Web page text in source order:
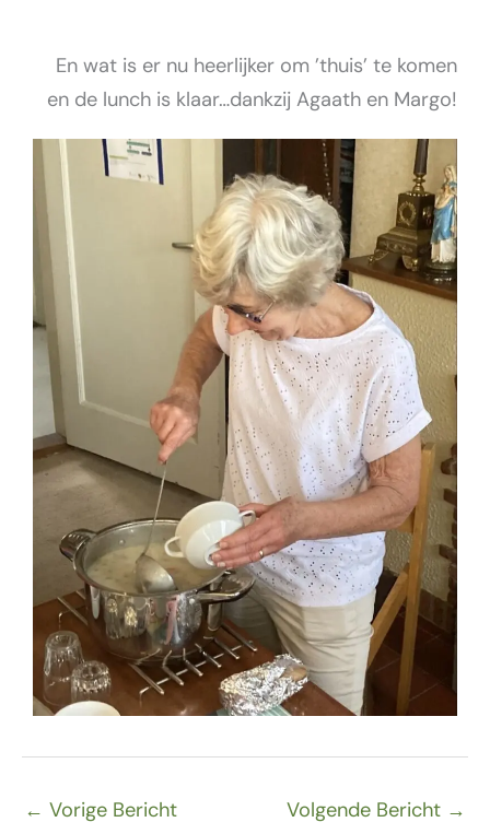
En wat is er nu heerlijker om ’thuis’ te komen
en de lunch is klaar…dankzij Agaath en Margo!
← Vorige Bericht Volgende Bericht →